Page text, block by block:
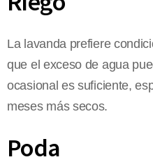
La lavanda prefiere
que el exceso de agua
ocasional es suficiente,
meses más secos.
Poda